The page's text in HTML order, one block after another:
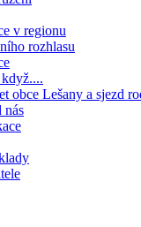
v regionu
rozhlasu
obce Lešany a sjezd
nás